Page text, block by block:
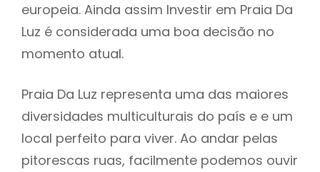
europeia. Ainda assim Investir em Praia Da
Luz é considerada uma boa decisão no
momento atual.
Praia Da Luz representa uma das maiores
diversidades multiculturais do país e e um
local perfeito para viver. Ao andar pelas
pitorescas ruas, facilmente podemos ouvir